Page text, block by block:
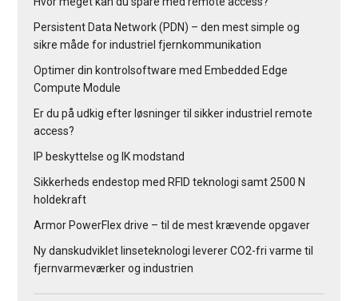
Persistent Data Network (PDN) – den mest simple og
sikre måde for industriel fjernkommunikation
Optimer din kontrolsoftware med Embedded Edge
Compute Module
Er du på udkig efter løsninger til sikker industriel remote
access?
IP beskyttelse og IK modstand
Sikkerheds endestop med RFID teknologi samt 2500 N
holdekraft
Armor PowerFlex drive – til de mest krævende opgaver
Ny danskudviklet linseteknologi leverer CO2-fri varme til
fjernvarmeværker og industrien